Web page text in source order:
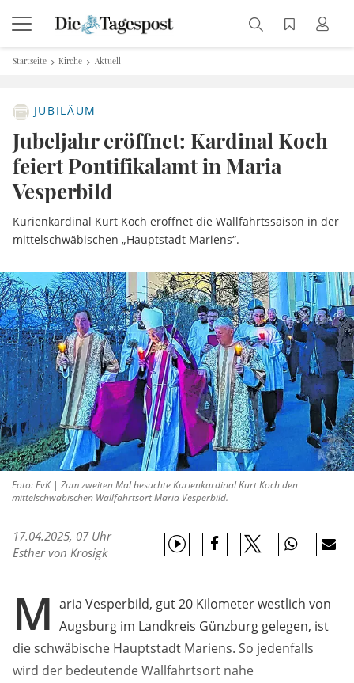
Startseite Kirche Aktuell
JUBILÄUM
Jubeljahr eröffnet: Kardinal Koch
feiert Pontifikalamt in Maria
Vesperbild
Kurienkardinal Kurt Koch eröffnet die Wallfahrtssaison in der
mittelschwäbischen „Hauptstadt Mariens“.
Foto: EvK | Zum zweiten Mal besuchte Kurienkardinal Kurt Koch den
mittelschwäbischen Wallfahrtsort Maria Vesperbild.
17.04.2025, 07 Uhr
Esther von Krosigk
M aria Vesperbild, gut 20 Kilometer westlich von
Augsburg im Landkreis Günzburg gelegen, ist
die schwäbische Hauptstadt Mariens. So jedenfalls
wird der bedeutende Wallfahrtsort nahe